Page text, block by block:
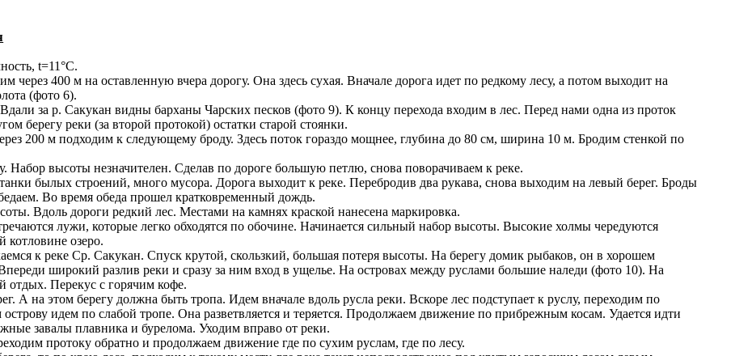
t=11°C.
400 м на оставленную вчера дорогу. Она здесь сухая. Вначале дорога идет по редкому лесу, а потом выходит на
(фото 6).
за р. Сакукан видны барханы Чарских песков (фото 9). К концу перехода входим в лес. Перед нами одна из проток
берегу реки (за второй протокой) остатки старой стоянки.
200 м подходим к следующему броду. Здесь поток гораздо мощнее, глубина до 80 см, ширина 10 м. Бродим стенкой по
Набор высоты незначителен. Сделав по дороге большую петлю, снова поворачиваем к реке.
былых строений, много мусора. Дорога выходит к реке. Перебродив два рукава, снова выходим на левый берег. Броды
Во время обеда прошел кратковременный дождь.
Вдоль дороги редкий лес. Местами на камнях краской нанесена маркировка.
лужи, которые легко обходятся по обочине. Начинается сильный набор высоты. Высокие холмы чередуются
озеро.
к реке Ср. Сакукан. Спуск крутой, скользкий, большая потеря высоты. На берегу домик рыбаков, он в хорошем
широкий разлив реки и сразу за ним вход в ущелье. На островах между руслами большие наледи (фото 10). На
отдых. Перекус с горячим кофе.
А на этом берегу должна быть тропа. Идем вначале вдоль русла реки. Вскоре лес подступает к руслу, переходим по
идем по слабой тропе. Она разветвляется и теряется. Продолжаем движение по прибрежным косам. Удается идти
завалы плавника и бурелома. Уходим вправо от реки.
протоку обратно и продолжаем движение где по сухим руслам, где по лесу.